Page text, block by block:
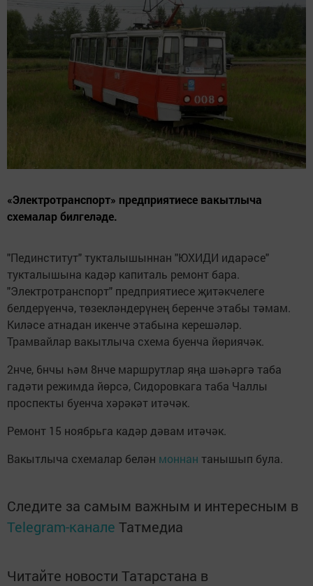
«Электротранспорт» предприятиесе вакытлыча
схемалар билгеләде.
"Пединститут" тукталышыннан "ЮХИДИ идарәсе"
тукталышына кадәр капиталь ремонт бара.
"Электротранспорт" предприятиесе җитәкчелеге
белдерүенчә, төзекләндерүнең беренче этабы тәмам.
Киләсе атнадан икенче этабына керешәләр.
Трамвайлар вакытлыча схема буенча йөриячәк.
2нче, 6нчы һәм 8нче маршрутлар яңа шәһәргә таба
гадәти режимда йөрсә, Сидоровкага таба Чаллы
проспекты буенча хәрәкәт итәчәк.
Ремонт 15 ноябрьга кадәр дәвам итәчәк.
Вакытлыча схемалар белән моннан танышып була.
Следите за самым важным и интересным в
Telegram-канале Татмедиа
Читайте новости Татарстана в